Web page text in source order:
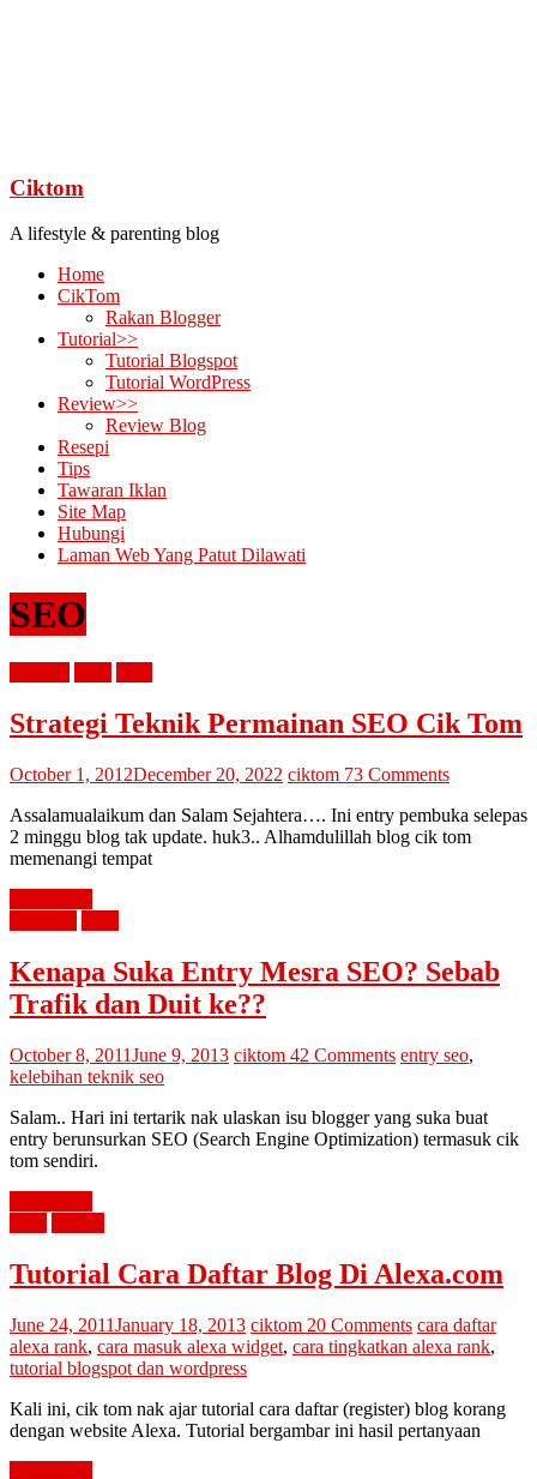
Ciktom
A lifestyle & parenting blog
Home
CikTom
Rakan Blogger
Tutorial>>
Tutorial Blogspot
Tutorial WordPress
Review>>
Review Blog
Resepi
Tips
Tawaran Iklan
Site Map
Hubungi
Laman Web Yang Patut Dilawati
SEO
Strategi Teknik Permainan SEO Cik Tom
October 1, 2012December 20, 2022 ciktom 73 Comments
Assalamualaikum dan Salam Sejahtera…. Ini entry pembuka selepas
2 minggu blog tak update. huk3.. Alhamdulillah blog cik tom
memenangi tempat
Kenapa Suka Entry Mesra SEO? Sebab
Trafik dan Duit ke??
October 8, 2011June 9, 2013 ciktom 42 Comments entry seo,
kelebihan teknik seo
Salam.. Hari ini tertarik nak ulaskan isu blogger yang suka buat
entry berunsurkan SEO (Search Engine Optimization) termasuk cik
tom sendiri.
Tutorial Cara Daftar Blog Di Alexa.com
June 24, 2011January 18, 2013 ciktom 20 Comments cara daftar
alexa rank, cara masuk alexa widget, cara tingkatkan alexa rank,
tutorial blogspot dan wordpress
Kali ini, cik tom nak ajar tutorial cara daftar (register) blog korang
dengan website Alexa. Tutorial bergambar ini hasil pertanyaan